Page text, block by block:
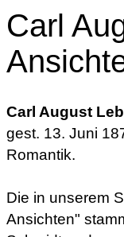
Carl
Carl August
gest. 13. Juni
Romantik.
Die in unserem
Ansichten"